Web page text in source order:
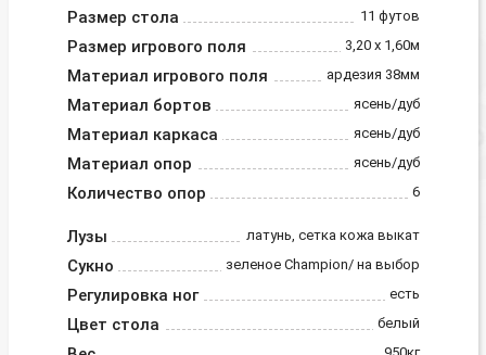
Размер стола 11 футов
Размер игрового поля 3,20 х 1,60м
Материал игрового поля ардезия 38мм
Материал бортов ясень/дуб
Материал каркаса ясень/дуб
Материал опор ясень/дуб
Количество опор 6
Лузы латунь, сетка кожа выкат
Сукно зеленое Champion/ на выбор
Регулировка ног есть
Цвет стола белый